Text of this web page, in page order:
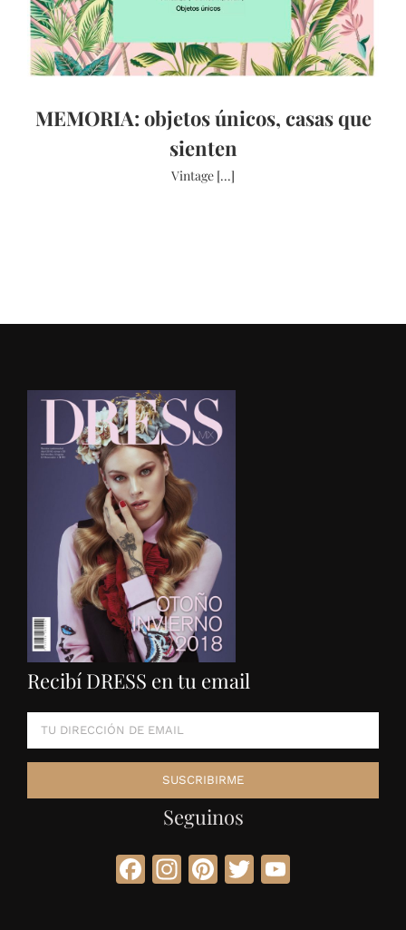
MEMORIA: objetos únicos, casas que
sienten
Vintage [...]
Recibí DRESS en tu email
Seguinos
Facebook
Instagram
Pinterest
Twitter